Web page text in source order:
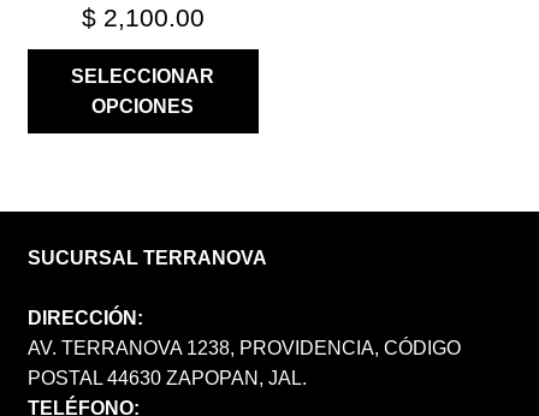
$2,100.00
SELECCIONAR
OPCIONES
SUCURSAL TERRANOVA
DIRECCIÓN:
AV. TERRANOVA 1238, PROVIDENCIA, CÓDIGO
POSTAL 44630 ZAPOPAN, JAL.
TELÉFONO: